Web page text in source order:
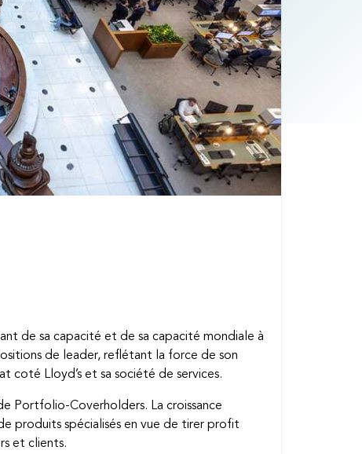
de sa capacité et de sa capacité mondiale à
de leader, reflétant la force de son
coté Lloyd’s et sa société de services.
Portfolio-Coverholders. La croissance
produits spécialisés en vue de tirer profit
et clients.